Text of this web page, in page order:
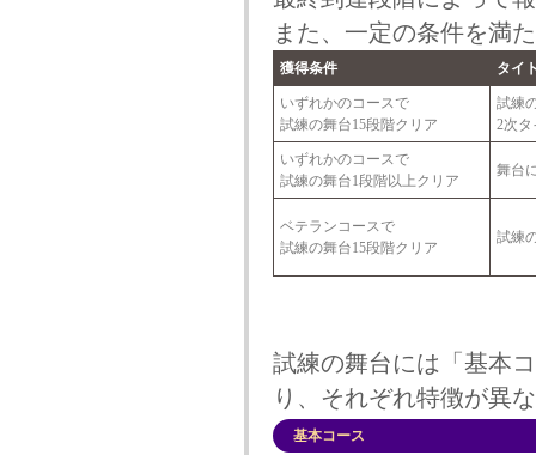
また、一定の条件を満
獲得条件 タイ
いずれかのコースで
試練の舞台15段階クリア
試練
2次タ
いずれかのコースで
試練の舞台1段階以上クリア
舞台
ベテランコースで
試練の舞台15段階クリア
試練
試練の舞台には「基本
り、それぞれ特徴が異
基本コース